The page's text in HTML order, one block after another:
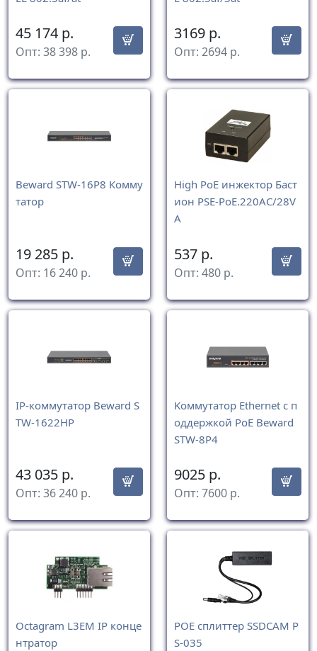
45 174 р.
Опт: 38 398 р.
3169 р.
Опт: 2694 р.
Beward STW-16P8 Комму
татор
19 285 р.
Опт: 16 240 р.
High PoE инжектор Баст
ион PSE-PoE.220AC/28V
A
537 р.
Опт: 480 р.
IP-коммутатор Beward S
TW-1622HP
43 035 р.
Опт: 36 240 р.
Kоммутатор Ethernet с п
оддержкой PoE Beward
STW-8P4
9025 р.
Опт: 7600 р.
Octagram L3EM IP конце
нтратор
POE сплиттер SSDCAM P
S-035